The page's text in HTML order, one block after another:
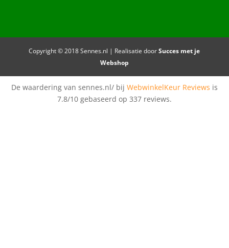
Copyright © 2018 Sennes.nl | Realisatie doorSucces met je
Webshop
De waardering van sennes.nl/ bij WebwinkelKeur Reviews is
7.8/10 gebaseerd op 337 reviews.